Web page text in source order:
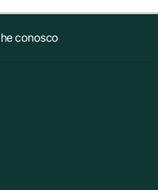
conosco